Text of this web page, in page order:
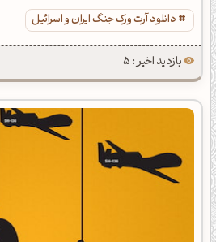
دانلود آرت ورک جنگ ایران و اسرائیل
بازدید اخیر : 5